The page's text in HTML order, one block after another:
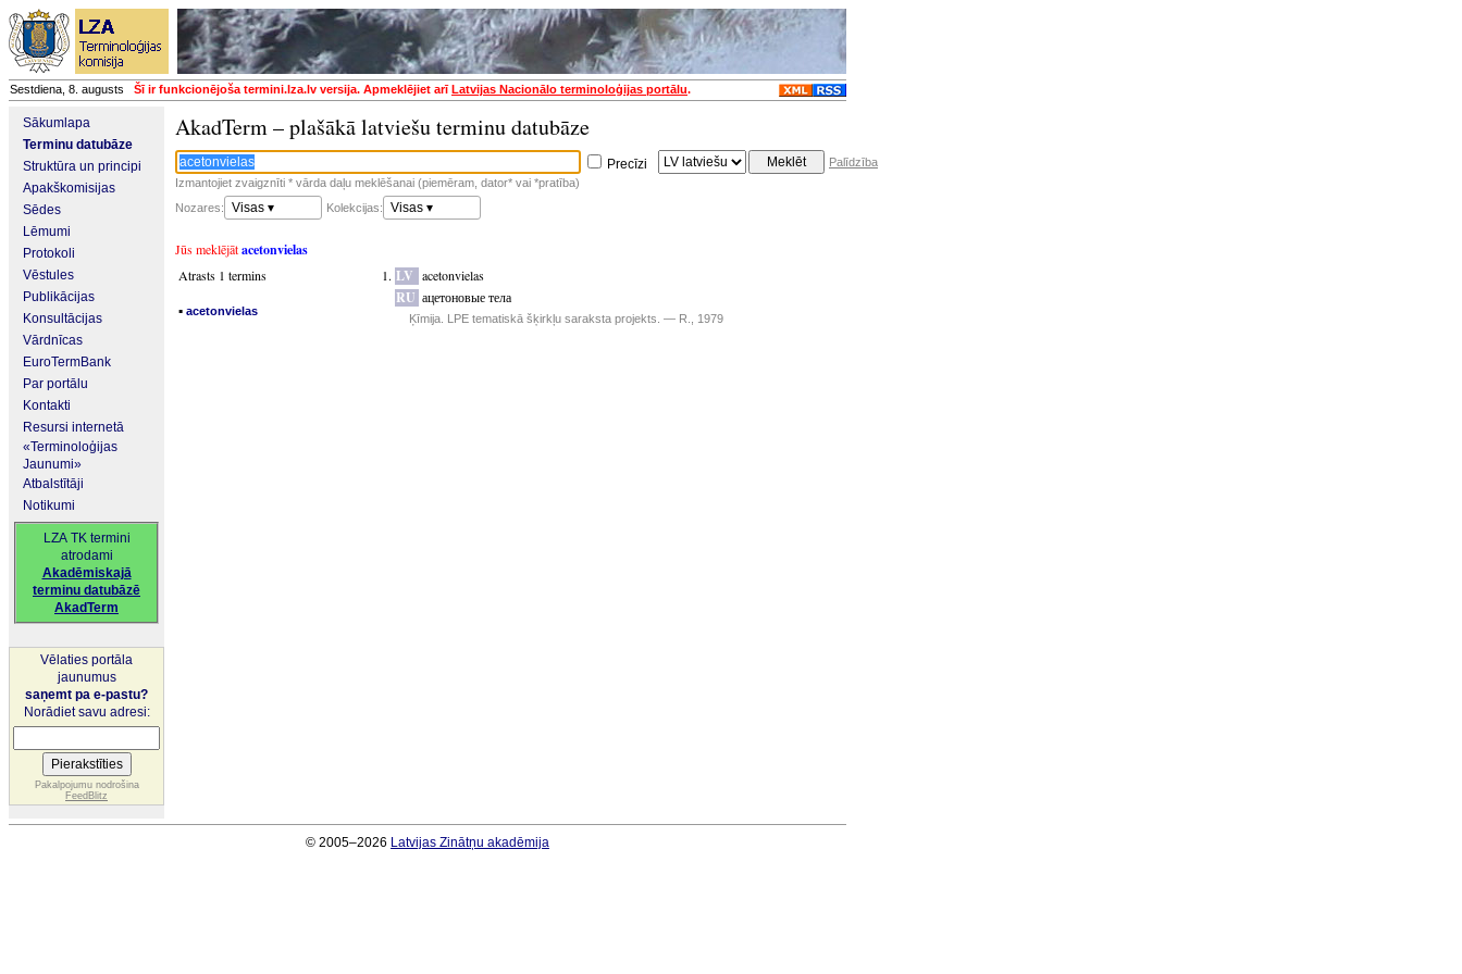
Sestdiena, 8. augusts Šī ir funkcionējoša termini.lza.lv versija. Apmeklējiet arīLatvijas Nacionālo terminoloģijas portālu.
Sākumlapa
Terminu datubāze
Struktūra un principi
Apakškomisijas
Sēdes
Lēmumi
Protokoli
Vēstules
Publikācijas
Konsultācijas
Vārdnīcas
EuroTermBank
Par portālu
Kontakti
Resursi internetā
«Terminoloģijas
Jaunumi»
Atbalstītāji
Notikumi
LZA TK termini
atrodami
Akadēmiskajā
terminu datubāzē
AkadTerm
Vēlaties portāla
jaunumus
saņemt pa e-pastu?
Norādiet savu adresi:
Pakalpojumu nodrošina
FeedBlitz
AkadTerm – plašākā latviešu terminu datubāze
Precīzi
Palīdzība
Izmantojiet zvaigznīti * vārda daļu meklēšanai (piemēram, dator* vai *pratība)
Nozares:
Visas ▾ Kolekcijas: Visas ▾
Jūs meklējātacetonvielas
Atrasts 1 termins
▪ acetonvielas
LV acetonvielas
RU ацетоновые тела
Ķīmija. LPE tematiskā šķirkļu saraksta projekts. — R., 1979
© 2005–2026 Latvijas Zinātņu akadēmija